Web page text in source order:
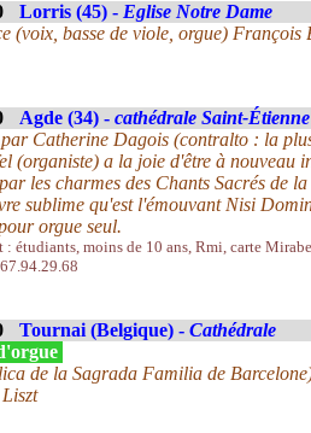
Lorris (45) - Eglise Notre Dame
(voix, basse de viole, orgue) François
Agde (34) - cathédrale Saint-Étienne
Catherine Dagois (contralto : la
(organiste) a la joie d'être à nouveau
les charmes des Chants Sacrés de
sublime qu'est l'émouvant Nisi
orgue seul.
étudiants, moins de 10 ans, Rmi, carte
Tournai (Belgique) - Cathédrale
de la Sagrada Familia de